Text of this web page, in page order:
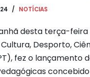
NOTÍCIAS
desta terça-
Desporto,
fez o lançamento